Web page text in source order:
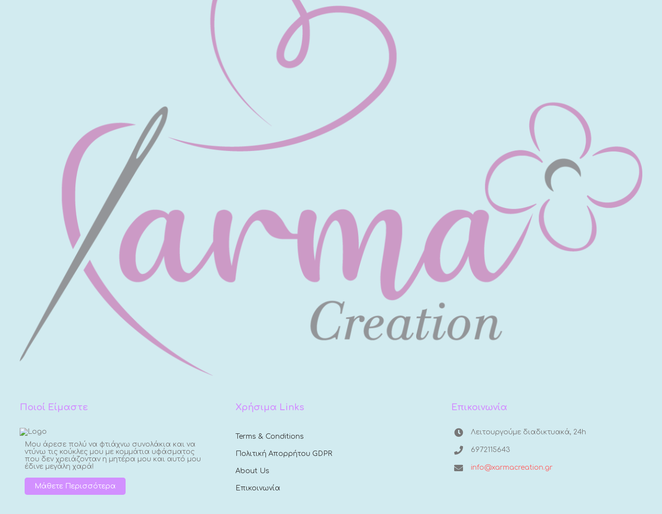
Ποιοί Είμαστε
Μου άρεσε πολύ να φτιάχνω συνολάκια και να
ντύνω τις κούκλες μου με κομμάτια υφάσματος
που δεν χρειάζονταν η μητέρα μου και αυτό μου
έδινε μεγάλη χαρά!
Μάθετε Περισσότερα
Χρήσιμα Links
Terms & Conditions
Πολιτική Απορρήτου GDPR
About Us
Επικοινωνία
Επικοινωνία
Λειτουργούμε διαδικτυακά, 24h
6972115643
info@xarmacreation.gr